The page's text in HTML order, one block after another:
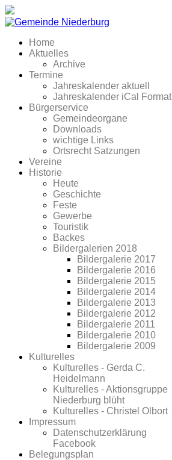
Home
Aktuelles
Archive
Termine
Jahreskalender aktuell
Jahreskalender iCal Format
Bürgerservice
Gemeindeorgane
Downloads
wichtige Links
Ortsrecht Satzungen
Vereine
Historie
Heute
Geschichte
Feste
Gewerbe
Touristik
Backes
Bildergalerien 2018
Bildergalerie 2017
Bildergalerie 2016
Bildergalerie 2015
Bildergalerie 2014
Bildergalerie 2013
Bildergalerie 2012
Bildergalerie 2011
Bildergalerie 2010
Bildergalerie 2009
Kulturelles
Kulturelles - Gerda C.
Heidelmann
Kulturelles - Aktionsgruppe
Niederburg blüht
Kulturelles - Christel Olbort
Impressum
Datenschutzerklärung
Facebook
Belegungsplan